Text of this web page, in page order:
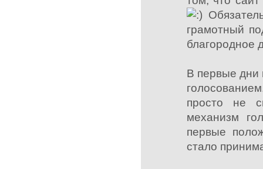
грамотный
благородное
В первые дни
просто не
механизм
первые
стало